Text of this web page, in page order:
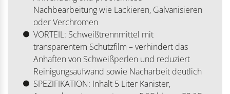
Nachbearbeitung wie Lackieren, Galvanisieren
oder Verchromen
VORTEIL: Schweißtrennmittel mit
transparentem Schutzfilm – verhindert das
Anhaften von Schweißperlen und reduziert
Reinigungsaufwand sowie Nacharbeit deutlich
SPEZIFIKATION: Inhalt 5 Liter Kanister,